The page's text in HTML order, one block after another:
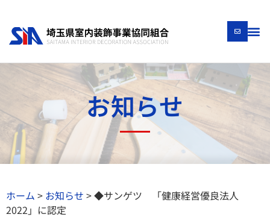
お知らせ
ホーム > お知らせ >◆サンゲツ 「健康経営優良法人
2022」に認定